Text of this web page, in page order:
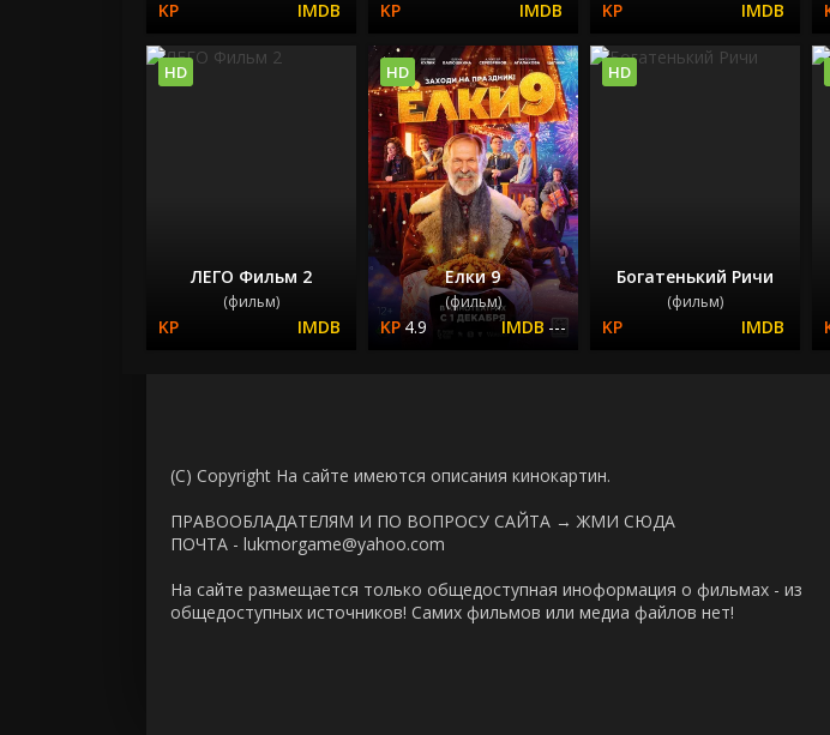
ЛЕГО Фильм 2
(фильм)
HD
Елки 9
(фильм)
4.9 ---
HD
Богатенький Ричи
(фильм)
HD
(C) Copyright На сайте имеются описания кинокартин.
ПРАВООБЛАДАТЕЛЯМ И ПО ВОПРОСУ САЙТА → ЖМИ СЮДА
ПОЧТА - lukmorgame@yahoo.com
На сайте размещается только общедоступная иноформация о фильмах - из
общедоступных источников! Самих фильмов или медиа файлов нет!